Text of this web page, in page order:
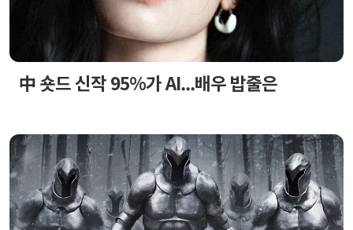
中 숏드 신작 95%가 AI...배우 밥줄은